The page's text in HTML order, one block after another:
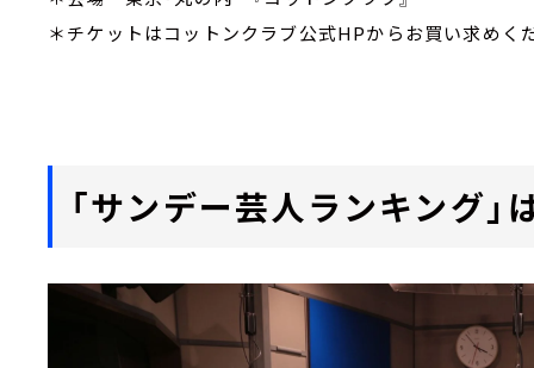
＊チケットはコットンクラブ公式HPからお買い求めく
「サンデー芸人ランキング」